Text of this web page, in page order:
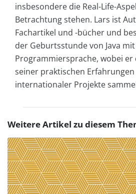
insbesondere die Real-Life-
Betrachtung stehen. Lars ist
Fachartikel und -bücher und
der Geburtsstunde von Java
Programmiersprache, wobei er
seiner praktischen
internationaler Projekte
Weitere Artikel zu diesem